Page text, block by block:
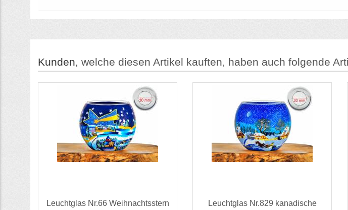
Kunden, welche diesen Artikel kauften, haben auch folgende
Leuchtglas Nr.66 Weihnachtsstern
Leuchtglas Nr.829 kanadische